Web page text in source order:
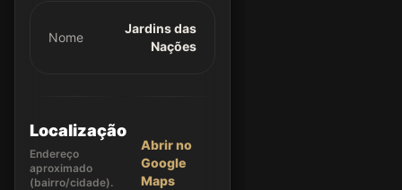
Nome
Jardins das
Nações
Localização
Endereço
aproximado
(bairro/cidade).
Abrir no
Google
Maps